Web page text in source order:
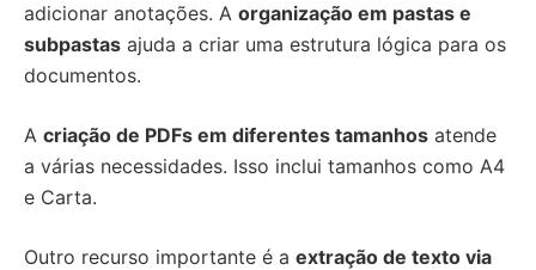
adicionar anotações. A organização em pastas e
subpastas ajuda a criar uma estrutura lógica para os
documentos.
A criação de PDFs em diferentes tamanhos atende
a várias necessidades. Isso inclui tamanhos como A4
e Carta.
Outro recurso importante é a extração de texto via